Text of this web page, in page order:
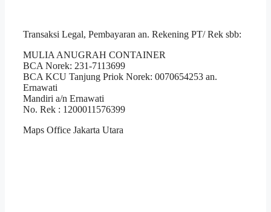
Transaksi Legal, Pembayaran an. Rekening PT/ Rek sbb:
MULIA ANUGRAH CONTAINER
BCA Norek: 231-7113699
BCA KCU Tanjung Priok Norek: 0070654253 an.
Ernawati
Mandiri a/n Ernawati
No. Rek : 1200011576399
Maps Office Jakarta Utara